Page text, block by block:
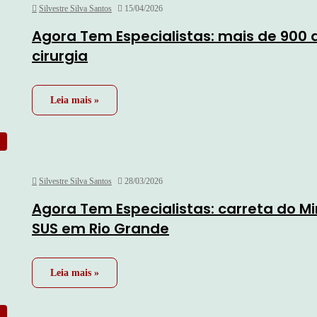
Silvestre Silva Santos 15/04/2026
Agora Tem Especialistas: mais de
cirurgia
Leia mais »
Silvestre Silva Santos 28/03/2026
Agora Tem Especialistas: carreta do
SUS em Rio Grande
Leia mais »